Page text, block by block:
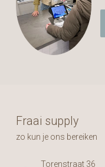
Fraai supply
zo kun je ons bereiken
Torenstraat 36